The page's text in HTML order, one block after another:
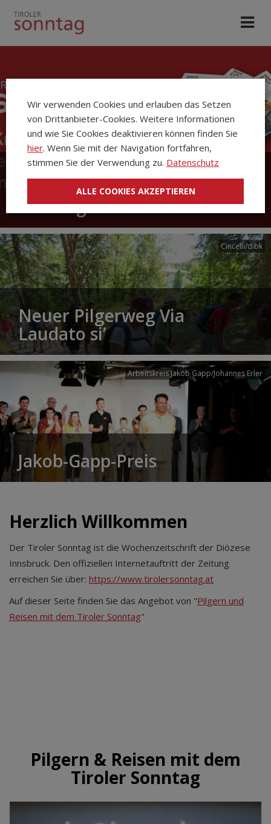
Die Kirchenzeitung Tiroler
Sonntag
Cincelli/dibk
Neuer Pilgerweg Via
Laudato si’
Arbeitskreis Jakob Gapp/Johannes Erler
Jakob-Gapp-Preis
Herzlich Willkommen
Der Tiroler Sonntag ist die Wochenzeitschrift der Diözese
Innsbruck. Den offiziellen Internetauftritt der Zeitung
erreichen Sie über: https://www.tirolersonntag.at
Auf dieser Seite finden Sie das Angebot von "Pilgern und
Reisen mit dem Tiroler Sonntag"
Pilgern & Reisen mit dem
Tiroler Sonntag
Wir verwenden Cookies und erlauben das Setzen
von Drittanbieter-Cookies. Weitere Informationen
und wie Sie Cookies deaktivieren können finden Sie
hier. Wenn Sie mit der Navigation fortfahren,
stimmen Sie der Verwendung zu. Datenschutz
ALLE COOKIES AKZEPTIEREN